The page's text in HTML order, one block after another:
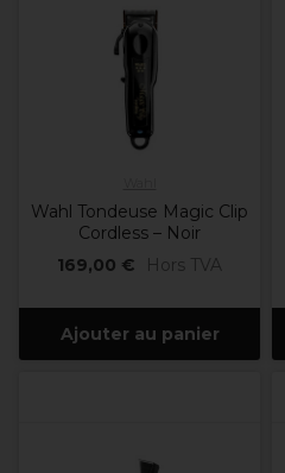
Wahl Tondeuse Magic Clip
Cordless – Noir
169,00 €
Hors TVA
Ajouter au panier